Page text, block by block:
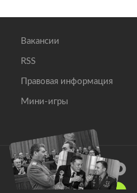
Вакансии
RSS
Правовая информация
Мини-игры